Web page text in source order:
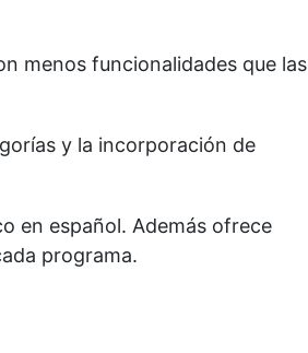
menos funcionalidades que las
y la incorporación de
en español. Además ofrece
programa.